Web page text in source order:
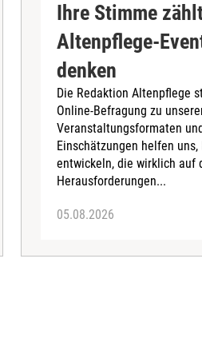
Ihre Stimme
Altenpflege-
denken
Die Redaktion Altenpflege
Online-Befragung zu
Veranstaltungsformaten
Einschätzungen helfen uns,
entwickeln, die wirklich auf
Herausforderungen...
05.08.2026